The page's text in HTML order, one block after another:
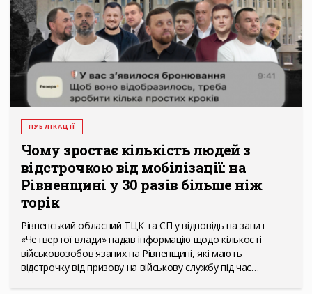
ПУБЛІКАЦІЇ
Чому зростає кількість людей з
відстрочкою від мобілізації: на
Рівненщині у 30 разів більше ніж
торік
Рівненський обласний ТЦК та СП у відповідь на запит
«Четвертої влади» надав інформацію щодо кількості
військовозобов'язаних на Рівненщині, які мають
відстрочку від призову на військову службу під час…